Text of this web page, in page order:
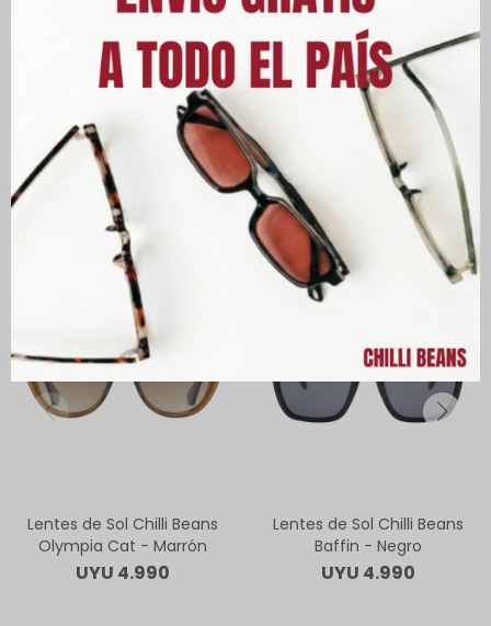
PRODUCTOS QUE TE PUEDEN
INTERESAR
Lentes de Sol Chilli Beans
Olympia Cat - Marrón
UYU 4.990
Lentes de Sol Chilli Beans
Baffin - Negro
UYU 4.990